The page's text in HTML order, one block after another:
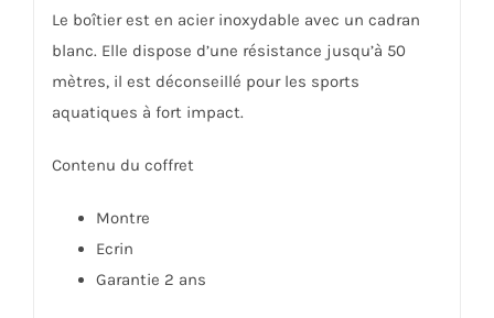
Le boîtier est en acier inoxydable avec un cadran
blanc. Elle dispose d’une résistance jusqu’à 50
mètres, il est déconseillé pour les sports
aquatiques à fort impact.
Contenu du coffret
Montre
Ecrin
Garantie 2 ans